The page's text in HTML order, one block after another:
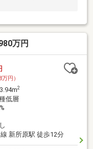
万円
円）
2
低層
新所原駅 徒歩12分